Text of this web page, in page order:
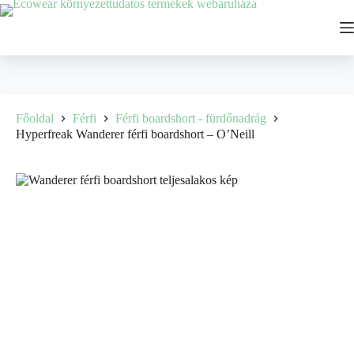
Főoldal Férfi
Férfi boardshort - fürdőnadrág
Hyperfreak Wanderer férfi boardshort – O’Neill